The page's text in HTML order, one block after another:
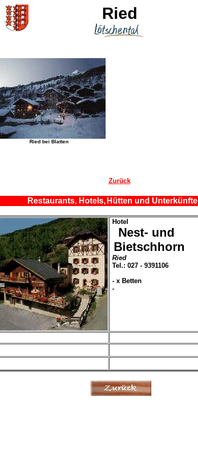
Ried
Ried bei Blatten
Zurück
Restaurants, Hotels, Hütten und Unterkünfte
Hotel
Nest- und
Bietschhorn
Ried
Tel.: 027 - 9391106
- x Betten
-